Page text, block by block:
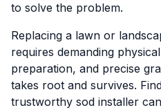
to solve the problem.
Replacing a lawn or
requires demanding
preparation, and precise
takes root and survives.
trustworthy sod installer